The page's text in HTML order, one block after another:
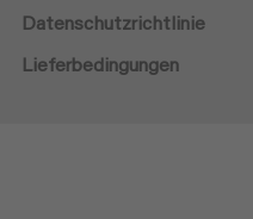
Datenschutzrichtlinie
Lieferbedingungen